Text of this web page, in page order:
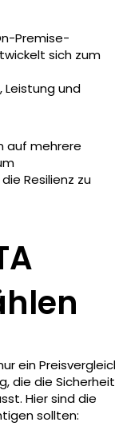
Premise-
sich zum
Leistung und
auf mehrere
Resilienz zu
ein
die die Sicherheit
Hier sind die
sollten: